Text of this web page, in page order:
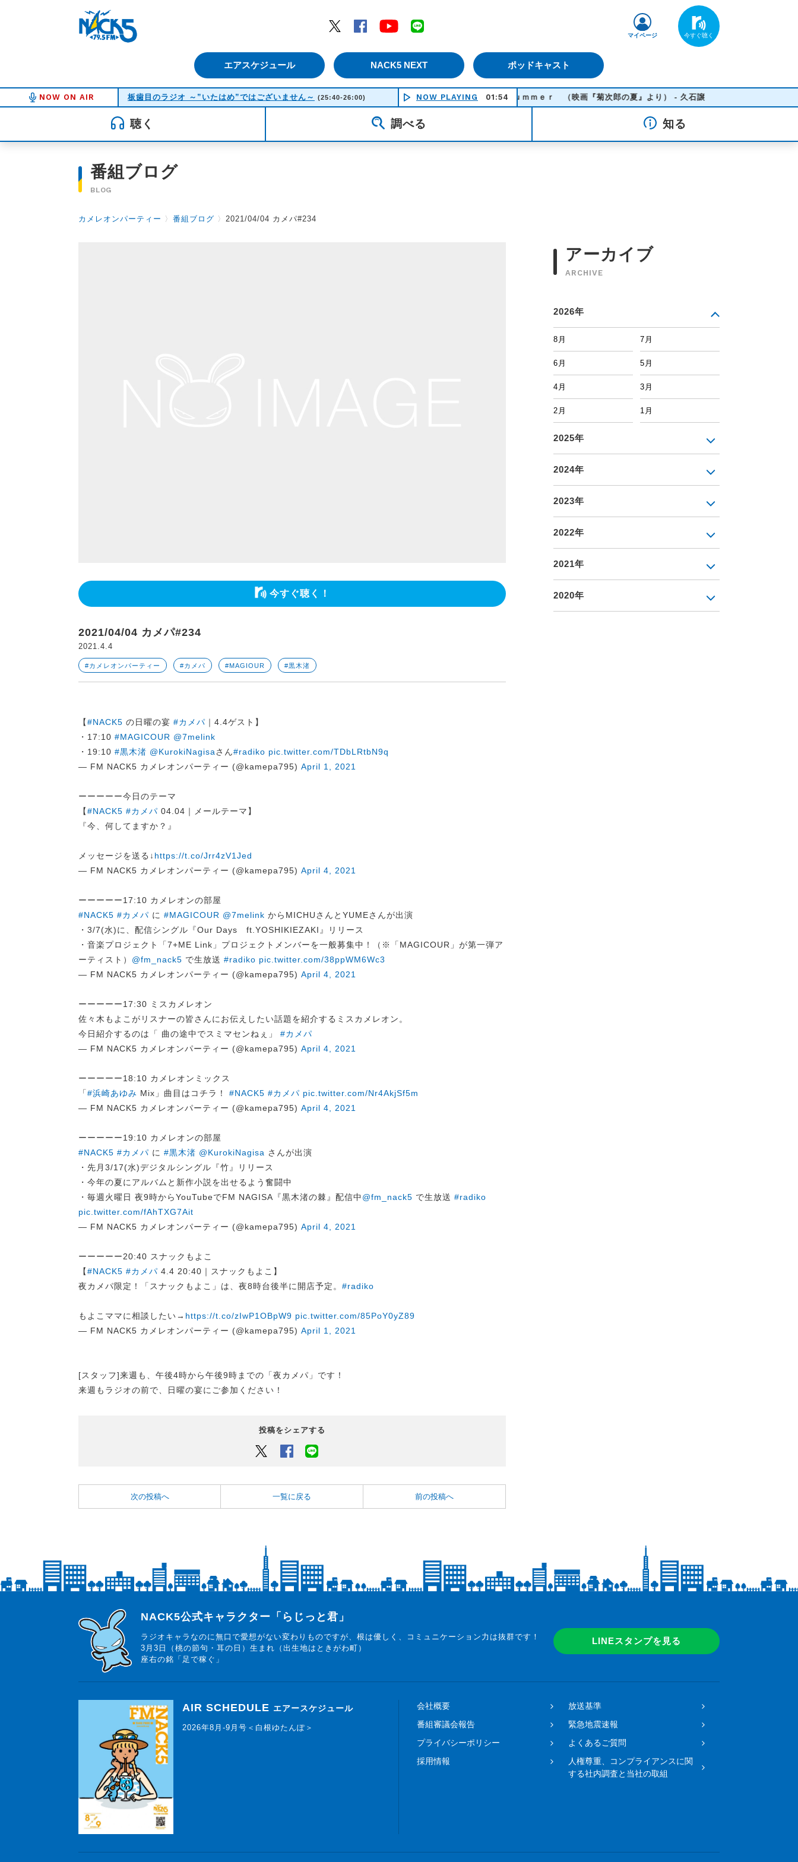
Twitter
Facebook YouTube
エアスケジュール NACK5 NEXT ポッドキャスト
マイページ
NOW ON AIR 板歯目のラジオ ～”いたはめ”ではございません～ (25:40-26:00) NOW PLAYING 01:54
Ｓｕｍｍｅｒ （映画『菊次郎の夏』より） - 久石譲
聴く 調べる 知る
番組ブログ
BLOG
カメレオンパーティー 〉 番組ブログ 〉 2021/04/04 カメパ#234
今すぐ聴く！
2021/04/04 カメパ#234
2021.4.4
#カメレオンパーティー #カメパ #MAGIOUR #黒木渚
【#NACK5 の日曜の宴 #カメパ ｜4.4ゲスト】
・17:10 #MAGICOUR @7melink
・19:10 #黒木渚 @KurokiNagisaさん#radiko pic.twitter.com/TDbLRtbN9q
— FM NACK5 カメレオンパーティー (@kamepa795) April 1, 2021
ーーーーー今日のテーマ
【#NACK5 #カメパ 04.04｜メールテーマ】
『今、何してますか？』
メッセージを送る↓ https://t.co/Jrr4zV1Jed
— FM NACK5 カメレオンパーティー (@kamepa795) April 4, 2021
ーーーーー17:10 カメレオンの部屋
#NACK5 #カメパ に #MAGICOUR @7melink からMICHUさんとYUMEさんが出演
・3/7(水)に、配信シングル『Our Days ft.YOSHIKIEZAKI』リリース
・音楽プロジェクト「7+ME Link」プロジェクトメンバーを一般募集中！（※「MAGICOUR」が第一弾ア
ーティスト） @fm_nack5 で生放送 #radiko pic.twitter.com/38ppWM6Wc3
— FM NACK5 カメレオンパーティー (@kamepa795) April 4, 2021
ーーーーー17:30 ミスカメレオン
佐々木もよこがリスナーの皆さんにお伝えしたい話題を紹介するミスカメレオン。
今日紹介するのは「 曲の途中でスミマセンねぇ」 #カメパ
— FM NACK5 カメレオンパーティー (@kamepa795) April 4, 2021
ーーーーー18:10 カメレオンミックス
「#浜崎あゆみ Mix」曲目はコチラ！ #NACK5 #カメパ pic.twitter.com/Nr4AkjSf5m
— FM NACK5 カメレオンパーティー (@kamepa795) April 4, 2021
ーーーーー19:10 カメレオンの部屋
#NACK5 #カメパ に #黒木渚 @KurokiNagisa さんが出演
・先月3/17(水)デジタルシングル『竹』リリース
・今年の夏にアルバムと新作小説を出せるよう奮闘中
・毎週火曜日 夜9時からYouTubeでFM NAGISA『黒木渚の棘』配信中 @fm_nack5 で生放送 #radiko
pic.twitter.com/fAhTXG7Ait
— FM NACK5 カメレオンパーティー (@kamepa795) April 4, 2021
ーーーーー20:40 スナックもよこ
【#NACK5 #カメパ 4.4 20:40｜スナックもよこ】
夜カメパ限定！「スナックもよこ」は、夜8時台後半に開店予定。 #radiko
もよこママに相談したい→ https://t.co/zIwP1OBpW9 pic.twitter.com/85PoY0yZ89
— FM NACK5 カメレオンパーティー (@kamepa795) April 1, 2021
[スタッフ]来週も、午後4時から午後9時までの「夜カメパ」です！
来週もラジオの前で、日曜の宴にご参加ください！
投稿をシェアする
Twitter Facebook
次の投稿へ 一覧に戻る 前の投稿へ
アーカイブ
ARCHIVE
2026年
8月 7月
6月 5月
4月 3月
2月 1月
2025年
2024年
2023年
2022年
2021年
2020年
らじっと君
NACK5公式キャラクター「らじっと君」
ラジオキャラなのに無口で愛想がない変わりものですが、根は優しく、コミュニケーション力は抜群です！
3月3日（桃の節句・耳の日）生まれ（出生地はときがわ町）
座右の銘「足で稼ぐ」
LINEスタンプを見る
AIR SCHEDULE エアースケジュール
2026年8月-9月号＜白根ゆたんぽ＞
会社概要
放送基準
番組審議会報告
緊急地震速報
プライバシーポリシー
よくあるご質問
採用情報
人権尊重、コンプライアンスに関
する社内調査と当社の取組